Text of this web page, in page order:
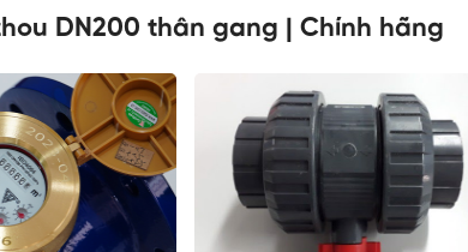
DN200 thân gang | Chính hãng